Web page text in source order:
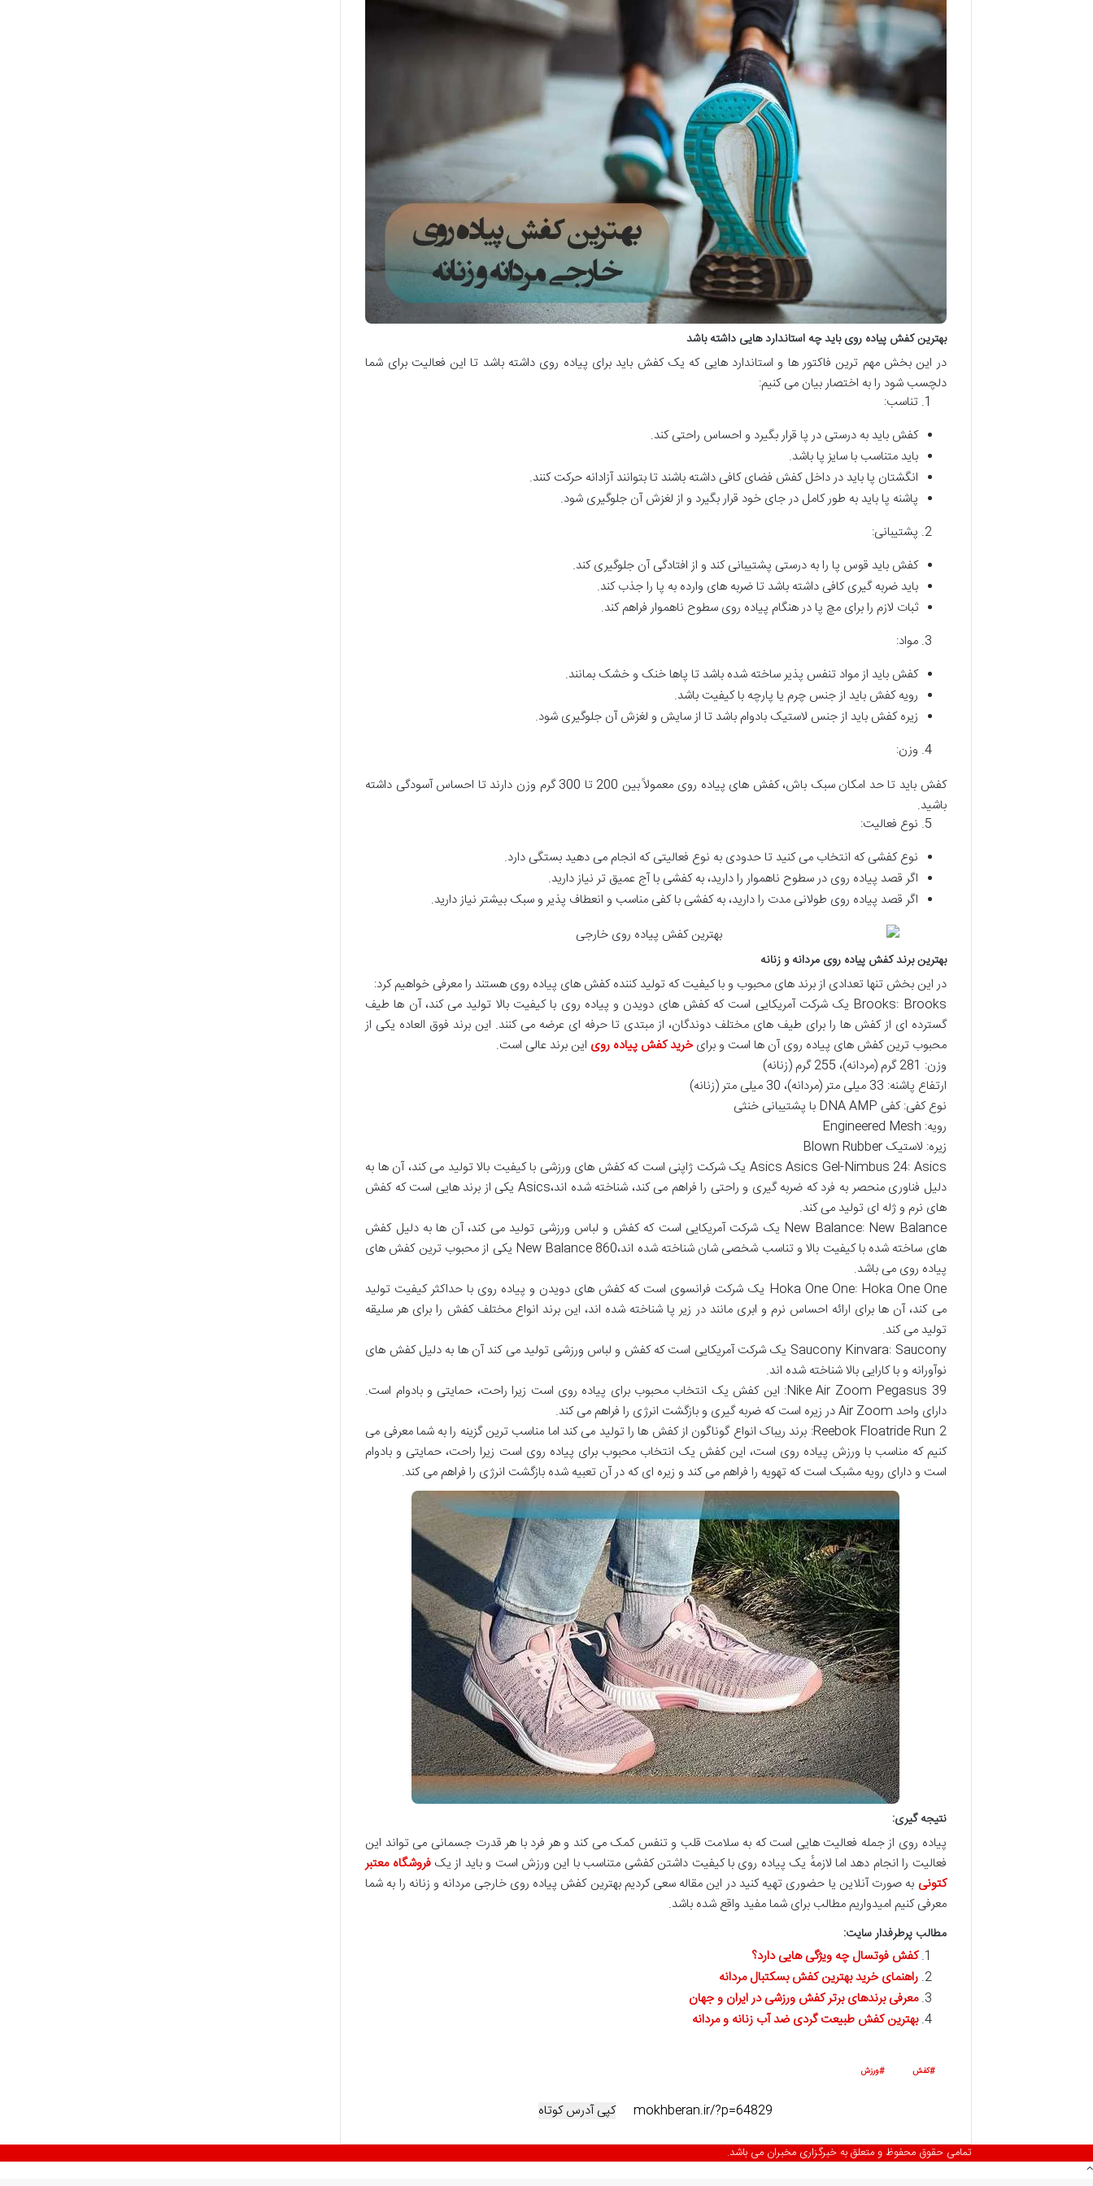
بهترین کفش پیاده روی باید چه استاندارد هایی داشته باشد
در این بخش مهم ترین فاکتور ها و استاندارد هایی که یک کفش باید برای پیاده روی داشته باشد تا این فعالیت برای شما
دلچسب شود را به اختصار بیان می کنیم:
تناسب:
کفش باید به درستی در پا قرار بگیرد و احساس راحتی کند.
باید متناسب با سایز پا باشد.
انگشتان پا باید در داخل کفش فضای کافی داشته باشند تا بتوانند آزادانه حرکت کنند.
پاشنه پا باید به طور کامل در جای خود قرار بگیرد و از لغزش آن جلوگیری شود.
پشتیبانی:
کفش باید قوس پا را به درستی پشتیبانی کند و از افتادگی آن جلوگیری کند.
باید ضربه گیری کافی داشته باشد تا ضربه های وارده به پا را جذب کند.
ثبات لازم را برای مچ پا در هنگام پیاده روی سطوح ناهموار فراهم کند.
مواد:
کفش باید از مواد تنفس پذیر ساخته شده باشد تا پاها خنک و خشک بمانند.
رویه کفش باید از جنس چرم یا پارچه با کیفیت باشد.
زیره کفش باید از جنس لاستیک بادوام باشد تا از سایش و لغزش آن جلوگیری شود.
وزن:
کفش باید تا حد امکان سبک باش، کفش های پیاده روی معمولاً بین 200 تا 300 گرم وزن دارند تا احساس آسودگی داشته
باشید.
نوع فعالیت:
نوع کفشی که انتخاب می کنید تا حدودی به نوع فعالیتی که انجام می دهید بستگی دارد.
اگر قصد پیاده روی در سطوح ناهموار را دارید، به کفشی با آج عمیق تر نیاز دارید.
اگر قصد پیاده روی طولانی مدت را دارید، به کفشی با کفی مناسب و انعطاف پذیر و سبک بیشتر نیاز دارید.
بهترین برند کفش پیاده روی مردانه و زنانه
در این بخش تنها تعدادی از برند های محبوب و با کیفیت که تولید کننده کفش های پیاده روی هستند را معرفی خواهیم کرد:
Brooks: Brooks یک شرکت آمریکایی است که کفش های دویدن و پیاده روی با کیفیت بالا تولید می کند، آن ها طیف
گسترده ای از کفش ها را برای طیف های مختلف دوندگان، از مبتدی تا حرفه ای عرضه می کنند. این برند فوق العاده یکی از
محبوب ترین کفش های پیاده روی آن ها است و برایخرید کفش پیاده روی این برند عالی است.
وزن: 281 گرم (مردانه)، 255 گرم (زنانه)
ارتفاع پاشنه: 33 میلی متر (مردانه)، 30 میلی متر (زنانه)
نوع کفی: کفی DNA AMP با پشتیبانی خنثی
رویه: Engineered Mesh
زیره: لاستیک Blown Rubber
Asics Asics Gel-Nimbus 24: Asics یک شرکت ژاپنی است که کفش های ورزشی با کیفیت بالا تولید می کند، آن ها به
دلیل فناوری منحصر به فرد که ضربه گیری و راحتی را فراهم می کند، شناخته شده اند،Asics یکی از برند هایی است که کفش
های نرم و ژله ای تولید می کند.
New Balance: New Balance یک شرکت آمریکایی است که کفش و لباس ورزشی تولید می کند، آن ها به دلیل کفش
های ساخته شده با کیفیت بالا و تناسب شخصی شان شناخته شده اند،New Balance 860 یکی از محبوب ترین کفش های
پیاده روی می باشد.
Hoka One One: Hoka One One یک شرکت فرانسوی است که کفش های دویدن و پیاده روی با حداکثر کیفیت تولید
می کند، آن ها برای ارائه احساس نرم و ابری مانند در زیر پا شناخته شده اند، این برند انواع مختلف کفش را برای هر سلیقه
تولید می کند.
Saucony Kinvara: Saucony یک شرکت آمریکایی است که کفش و لباس ورزشی تولید می کند آن ها به دلیل کفش های
نوآورانه و با کارایی بالا شناخته شده اند.
Nike Air Zoom Pegasus 39: این کفش یک انتخاب محبوب برای پیاده روی است زیرا راحت، حمایتی و بادوام است.
دارای واحد Air Zoom در زیره است که ضربه گیری و بازگشت انرژی را فراهم می کند.
Reebok Floatride Run 2: برند ریباک انواع گوناگون از کفش ها را تولید می کند اما مناسب ترین گزینه را به شما معرفی می
کنیم که مناسب با ورزش پیاده روی است، این کفش یک انتخاب محبوب برای پیاده روی است زیرا راحت، حمایتی و بادوام
است و دارای رویه مشبک است که تهویه را فراهم می کند و زیره ای که در آن تعبیه شده بازگشت انرژی را فراهم می کند.
نتیجه گیری:
پیاده روی از جمله فعالیت هایی است که به سلامت قلب و تنفس کمک می کند و هر فرد با هر قدرت جسمانی می تواند این
فعالیت را انجام دهد اما لازمهٔ یک پیاده روی با کیفیت داشتن کفشی متناسب با این ورزش است و باید از یکفروشگاه معتبر
کتونی به صورت آنلاین یا حضوری تهیه کنید در این مقاله سعی کردیم بهترین کفش پیاده روی خارجی مردانه و زنانه را به شما
معرفی کنیم امیدواریم مطالب برای شما مفید واقع شده باشد.
مطالب پرطرفدار سایت:
کفش فوتسال چه ویژگی هایی دارد؟
راهنمای خرید بهترین کفش بسکتبال مردانه
معرفی برندهای برتر کفش ورزشی در ایران و جهان
بهترین کفش طبیعت گردی ضد آب زنانه و مردانه
کفش ورزش
کپی آدرس کوتاه
تمامی حقوق محفوظ و متعلق به خبرگزاری مخبران می باشد.